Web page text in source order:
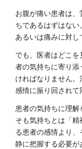
お腹が痛い患者は
ちであるはずはない
あるいは痛みに対し
でも、医者はどこ
者の気持ちに寄り
ければなりません
感情に振り回されて
患者の気持ちに理
そも気持ちとは「
る患者の感情より
静に把握する必要が